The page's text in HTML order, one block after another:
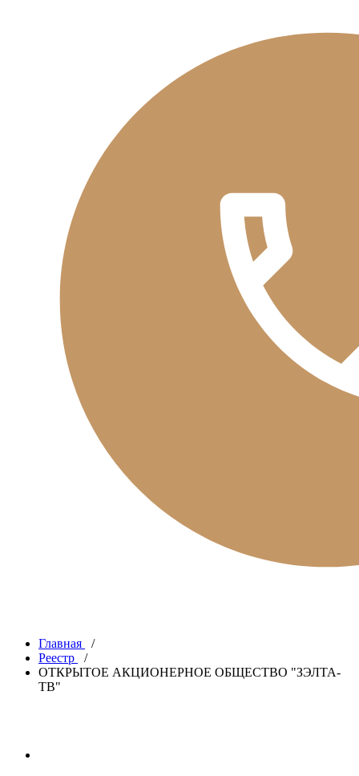
Главная
/
Реестр
/
ОТКРЫТОЕ АКЦИОНЕРНОЕ ОБЩЕСТВО "ЗЭЛТА-
ТВ"